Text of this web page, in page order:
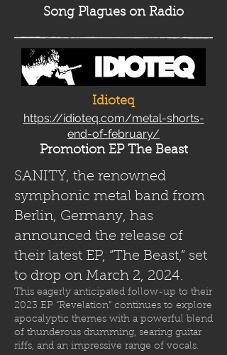
Song Plagues on Radio
Idioteq
https://idioteq.com/metal-shorts-
end-of-february/
Promotion EP The Beast
SANITY, the renowned
symphonic metal band from
Berlin, Germany, has
announced the release of
their latest EP, “The Beast,” set
to drop on March 2, 2024.
This eagerly anticipated follow-up to their
2023 EP “Revelation” continues to explore
apocalyptic themes with a powerful blend
of thunderous drumming, searing guitar
riffs, and an impressive range of vocals.